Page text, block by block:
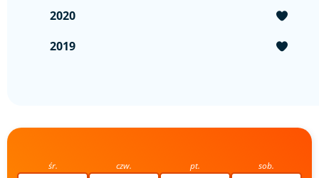
2020
2019
śr. czw. pt. sob.